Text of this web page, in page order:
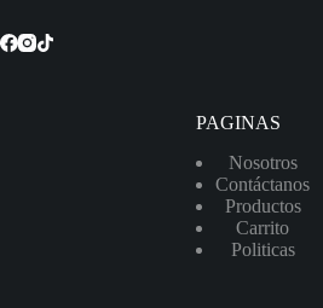
PAGINAS
Nosotros
Contáctanos
Productos
Carrito
Politicas